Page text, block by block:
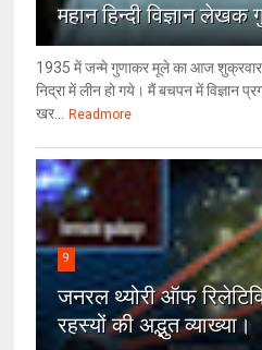
महान हिन्दी विज्ञान
1935 में जन्मे गुणाकर मूले का आज
निद्रा में लीन हो गये। मैं बचपन में विज्ञान
खर... Readmore
9
जनरल थ्‍योरी ऑफ
रहस्‍यों की अद्भुत व्‍याख्‍या।